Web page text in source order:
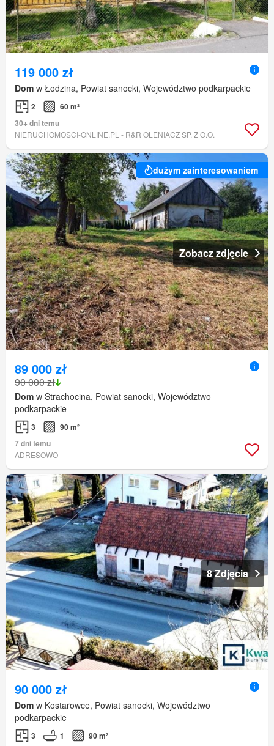
119 000 zł
Dom w Łodzina, Powiat sanocki, Województwo podkarpackie
2
60 m²
30+ dni temu
NIERUCHOMOSCI-ONLINE.PL - R&R OLENIACZ SP. Z O.O.
dużym zainteresowaniem
Zobacz zdjęcie
89 000 zł
90 000 zł
Dom w Strachocina, Powiat sanocki, Województwo
podkarpackie
3
90 m²
7 dni temu
ADRESOWO
8 Zdjęcia
90 000 zł
Dom w Kostarowce, Powiat sanocki, Województwo
podkarpackie
3 1
90 m²